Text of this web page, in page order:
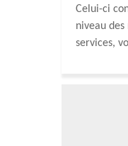
Celui-ci
niveau des
services,